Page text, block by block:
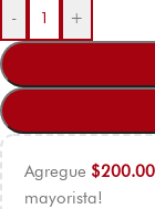
- +
Agregue $
mayorista!